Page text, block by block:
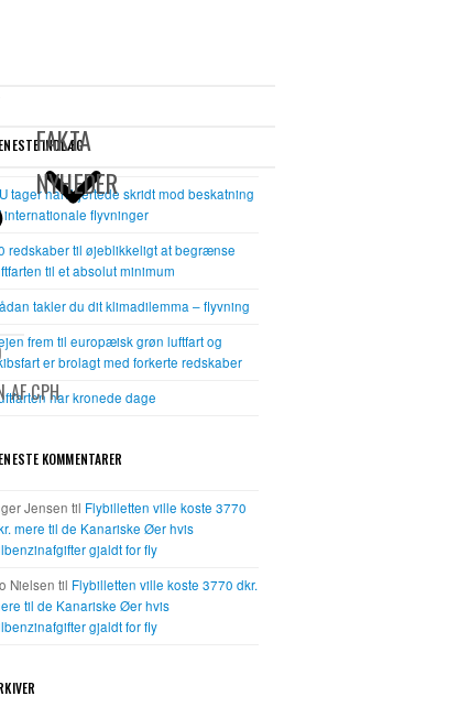
AF CPH
FAKTA
NYHEDER
INDLÆG
tager halvhjertede skridt mod beskatning
internationale flyvninger
redskaber til øjeblikkeligt at begrænse
til et absolut minimum
takler du dit klimadilemma – flyvning
frem til europæisk grøn luftfart og
er brolagt med forkerte redskaber
har kronede dage
KOMMENTARER
Jensen til Flybilletten ville koste 3770
mere til de Kanariske Øer hvis
gjaldt for fly
Nielsen til Flybilletten ville koste 3770 dkr.
til de Kanariske Øer hvis
gjaldt for fly